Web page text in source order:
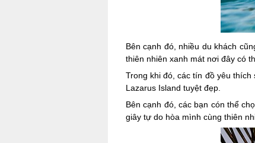
Bên cạnh đó, nhiều du khách
thiên nhiên xanh mát nơi đây có
Trong khi đó, các tín đồ yêu
Lazarus Island tuyệt đẹp.
Bên cạnh đó, các bạn cón thể
giây tự do hòa mình cùng thiên